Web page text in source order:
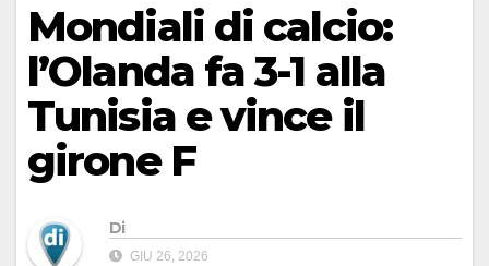
Mondiali di calcio:
l’Olanda fa 3-1 alla
Tunisia e vince il
girone F
Di
GIU 26, 2026